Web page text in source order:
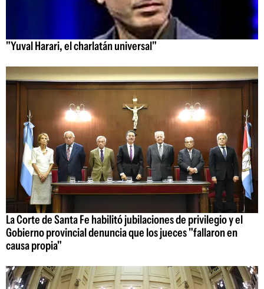
"Yuval Harari, el charlatán universal"
La Corte de Santa Fe habilitó jubilaciones de privilegio y el
Gobierno provincial denuncia que los jueces "fallaron en
causa propia"